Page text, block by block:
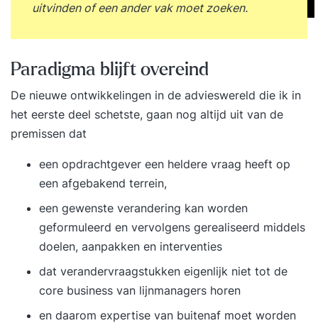
uitvinden of een ander vak moet zoeken.
Paradigma blijft overeind
De nieuwe ontwikkelingen in de advieswereld die ik in
het eerste deel schetste, gaan nog altijd uit van de
premissen dat
een opdrachtgever een heldere vraag heeft op
een afgebakend terrein,
een gewenste verandering kan worden
geformuleerd en vervolgens gerealiseerd middels
doelen, aanpakken en interventies
dat verandervraagstukken eigenlijk niet tot de
core business van lijnmanagers horen
en daarom expertise van buitenaf moet worden